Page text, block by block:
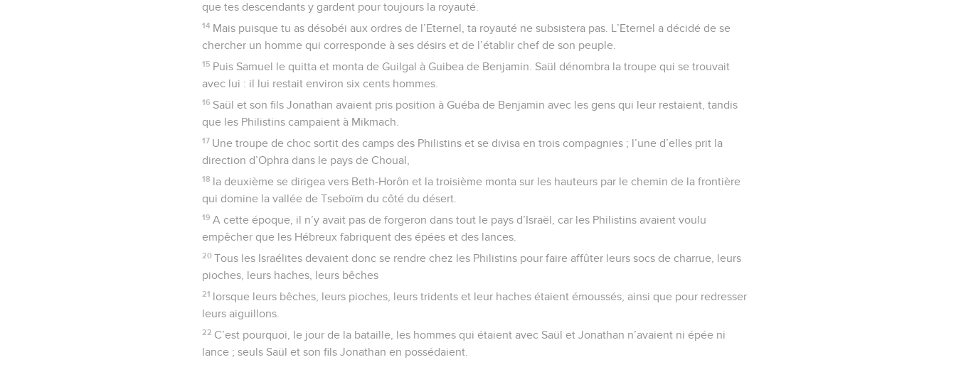
que tes descendants y gardent pour toujours la royauté.
14 Mais puisque tu as désobéi aux ordres de l’Eternel, ta royauté ne subsistera pas. L’Eternel a décidé de se
chercher un homme qui corresponde à ses désirs et de l’établir chef de son peuple.
15 Puis Samuel le quitta et monta de Guilgal à Guibea de Benjamin. Saül dénombra la troupe qui se trouvait
avec lui : il lui restait environ six cents hommes.
16 Saül et son fils Jonathan avaient pris position à Guéba de Benjamin avec les gens qui leur restaient, tandis
que les Philistins campaient à Mikmach.
17 Une troupe de choc sortit des camps des Philistins et se divisa en trois compagnies ; l’une d’elles prit la
direction d’Ophra dans le pays de Choual,
18 la deuxième se dirigea vers Beth-Horôn et la troisième monta sur les hauteurs par le chemin de la frontière
qui domine la vallée de Tseboïm du côté du désert.
19 A cette époque, il n’y avait pas de forgeron dans tout le pays d’Israël, car les Philistins avaient voulu
empêcher que les Hébreux fabriquent des épées et des lances.
20 Tous les Israélites devaient donc se rendre chez les Philistins pour faire affûter leurs socs de charrue, leurs
pioches, leurs haches, leurs bêches
21 lorsque leurs bêches, leurs pioches, leurs tridents et leur haches étaient émoussés, ainsi que pour redresser
leurs aiguillons.
22 C’est pourquoi, le jour de la bataille, les hommes qui étaient avec Saül et Jonathan n’avaient ni épée ni
lance ; seuls Saül et son fils Jonathan en possédaient.